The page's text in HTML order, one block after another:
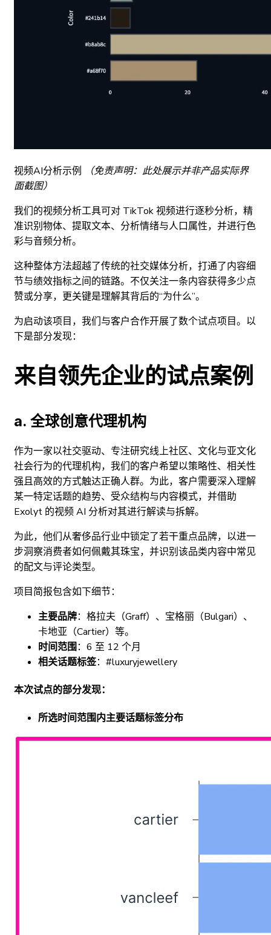
视频AI分析示例
（免责声明：此处展示并非产品实际界
面截图）
我们的视频分析工具可对 TikTok 视频进行逐秒分析，精
准识别物体、提取文本、分析情绪与人口属性，并进行色
彩与音频分析。
这种整体方法超越了传统的社交媒体分析，打通了内容细
节与绩效指标之间的链路。不仅关注一条内容获得多少点
赞或分享，更关键是理解其背后的“为什么”。
为启动该项目，我们与客户合作开展了数个试点项目。以
下是部分发现：
来自领先企业的试点案例
a. 全球创意代理机构
作为一家以社交驱动、专注研究线上社区、文化与亚文化
社会行为的代理机构，我们的客户希望以策略性、相关性
强且高效的方式触达正确人群。为此，客户需要深入理解
某一特定话题的趋势、受众结构与内容模式，并借助
Exolyt 的视频 AI 分析对其进行解读与拆解。
为此，他们从奢侈品行业中锁定了若干重点品牌，以进一
步洞察消费者如何佩戴其珠宝，并识别该品类内容中常见
的配文与评论类型。
项目简报包含如下细节：
主要品牌：格拉夫（Graff）、宝格丽（Bulgari）、
卡地亚（Cartier）等。
时间范围 ：6 至 12 个月
相关话题标签：#luxuryjewellery
本次试点的部分发现：
所选时间范围内主要话题标签分布